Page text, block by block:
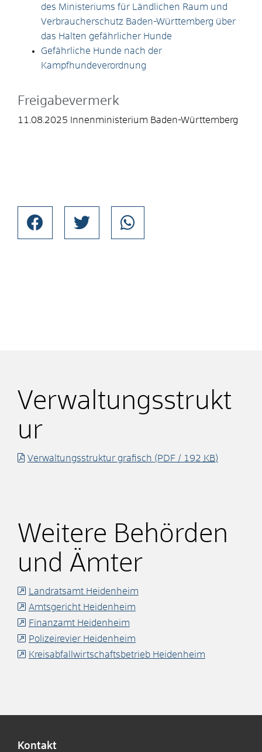
des Ministeriums für Ländlichen Raum und
Verbraucherschutz Baden-Württemberg über
das Halten gefährlicher Hunde
Gefährliche Hunde nach der
Kampfhundeverordnung
Freigabevermerk
11.08.2025 Innenministerium Baden-Württemberg
Verwaltungsstrukt
ur
Verwaltungsstruktur grafisch (PDF / 192 KB)
Weitere Behörden
und Ämter
Landratsamt Heidenheim
Amtsgericht Heidenheim
Finanzamt Heidenheim
Polizeirevier Heidenheim
Kreisabfallwirtschaftsbetrieb Heidenheim
Kontakt